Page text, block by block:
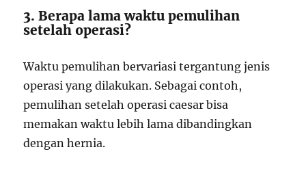
3. Berapa lama waktu pemulihan
setelah operasi?
Waktu pemulihan bervariasi tergantung jenis
operasi yang dilakukan. Sebagai contoh,
pemulihan setelah operasi caesar bisa
memakan waktu lebih lama dibandingkan
dengan hernia.